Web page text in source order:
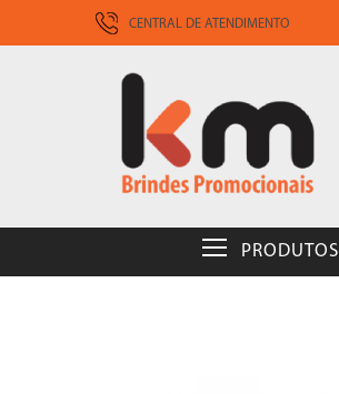
CENTRAL DE ATENDIMENTO
PRODUTOS